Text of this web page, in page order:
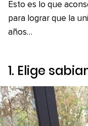
Esto es lo que
para lograr que la
años…
1. Elige